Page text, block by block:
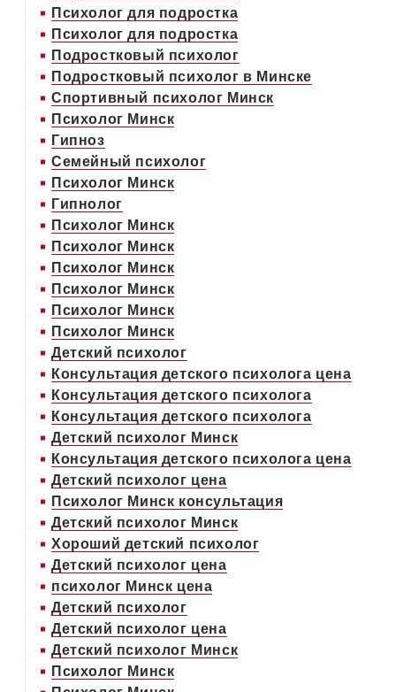
Психолог для подростка
Психолог для подростка
Подростковый психолог
Подростковый психолог в Минске
Спортивный психолог Минск
Психолог Минск
Гипноз
Семейный психолог
Психолог Минск
Гипнолог
Психолог Минск
Психолог Минск
Психолог Минск
Психолог Минск
Психолог Минск
Психолог Минск
Детский психолог
Консультация детского психолога цена
Консультация детского психолога
Консультация детского психолога
Детский психолог Минск
Консультация детского психолога цена
Детский психолог цена
Психолог Минск консультация
Детский психолог Минск
Хороший детский психолог
Детский психолог цена
психолог Минск цена
Детский психолог
Детский психолог цена
Детский психолог Минск
Психолог Минск